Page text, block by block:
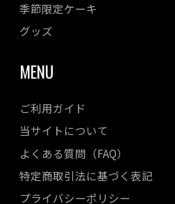
2023年03月
2023年02月
2022年12月
2022年10月
2022年08月
2022年07月
2022年06月
季節限定ケーキ
グッズ
MENU
ご利用ガイド
当サイトについて
よくある質問（FAQ）
特定商取引法に基づく表記
プライバシーポリシー